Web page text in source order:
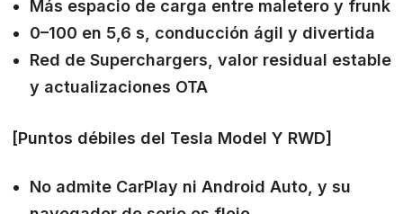
Más espacio de carga entre maletero y frunk
0–100 en 5,6 s, conducción ágil y divertida
Red de Superchargers, valor residual estable
y actualizaciones OTA
[Puntos débiles del Tesla Model Y RWD]
No admite CarPlay ni Android Auto, y su